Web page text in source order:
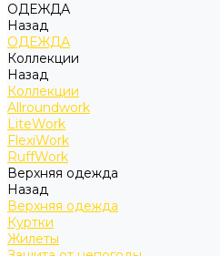
ОДЕЖДА
Назад
ОДЕЖДА
Коллекции
Назад
Коллекции
Allroundwork
LiteWork
FlexiWork
RuffWork
Верхняя одежда
Назад
Верхняя одежда
Куртки
Жилеты